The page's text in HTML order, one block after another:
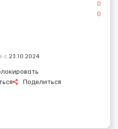
0
0
с 23.10.2024
Поделиться